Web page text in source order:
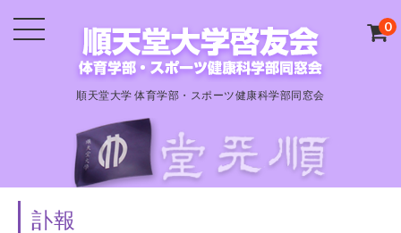
順天堂大学 体育学部・スポーツ健康科学部同窓会
0
訃報